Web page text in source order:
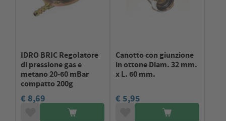
IDRO BRIC Regolatore
di pressione gas e
metano 20-60 mBar
compatto 200g
€ 8,69
Canotto con giunzione
in ottone Diam. 32 mm.
x L. 60 mm.
€ 5,95